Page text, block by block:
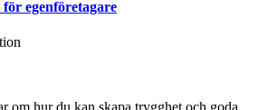
egenföretagare
om hur du kan skapa trygghet och goda